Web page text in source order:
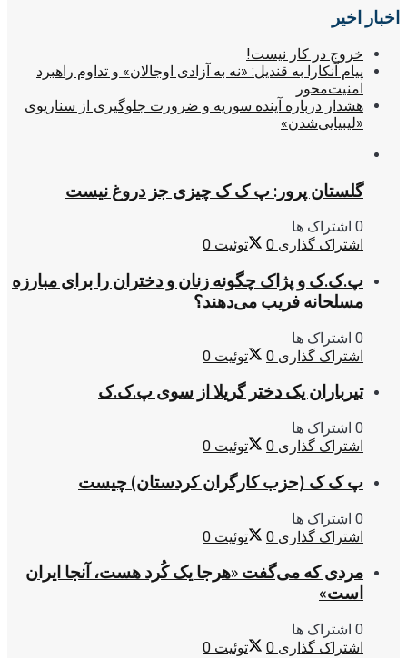
اخبار اخیر
خروج در کار نیست!
پیام آنکارا به قندیل: «نه به آزادی اوجالان» و تداوم راهبرد
امنیت‌محور
هشدار درباره آینده سوریه و ضرورت جلوگیری از سناریوی
«لیبیایی‌شدن»
گلستان پرور: پ ک ک چیزی جز دروغ نیست
0 اشتراک ها
اشتراک گذاری 0 توئیت 0
پ.ک.ک و پژاک چگونه زنان و دختران را برای مبارزه
مسلحانه فریب می‌دهند؟
0 اشتراک ها
اشتراک گذاری 0 توئیت 0
تیرباران یک دختر گریلا از سوی پ.ک.ک
0 اشتراک ها
اشتراک گذاری 0 توئیت 0
پ ک ک (حزب کارگران کردستان) چیست
0 اشتراک ها
اشتراک گذاری 0 توئیت 0
مردی که می‌گفت «هرجا یک کُرد هست، آنجا ایران
است»
0 اشتراک ها
اشتراک گذاری 0 توئیت 0